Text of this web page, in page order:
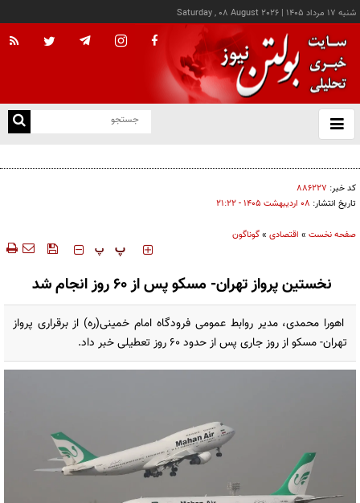
شنبه ۱۷ مرداد ۱۴۰۵ |
Saturday , 08 August 2026
باز
و
کد خبر: ۸۸۶۲۲۷
تاریخ انتشار: ۰۸ ارديبهشت ۱۴۰۵ - ۲۱:۲۲
صفحه نخست » اقتصادی »گوناگون
‍‍‍ پ پ
نخستین پرواز تهران- مسکو پس از ۶۰ روز انجام شد
اهورا محمدی، مدیر روابط عمومی فرودگاه امام خمینی(ره) از برقراری پرواز
تهران- مسکو از روز جاری پس از حدود ۶۰ روز تعطیلی خبر داد.